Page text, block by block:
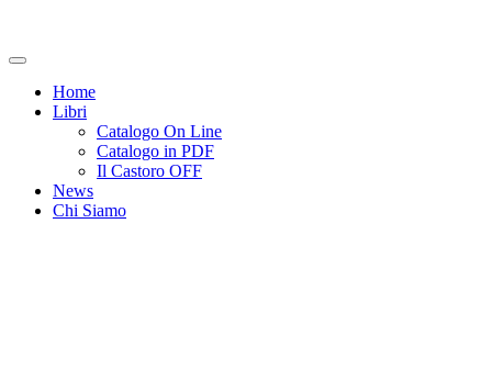
Home
Libri
Catalogo On Line
Catalogo in PDF
Il Castoro OFF
News
Chi Siamo